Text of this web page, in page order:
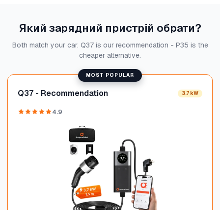
Який зарядний пристрій обрати?
Both match your car. Q37 is our recommendation - P35 is the
cheaper alternative.
MOST POPULAR
Q37 - Recommendation 3.7 kW
4.9